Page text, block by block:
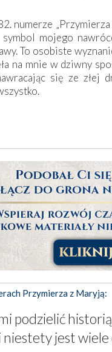
numerze
symbol mojego
To osobiste
na mnie w dziwny
się ze złej
Przymierza z Maryją:
podzielić
jest wiele